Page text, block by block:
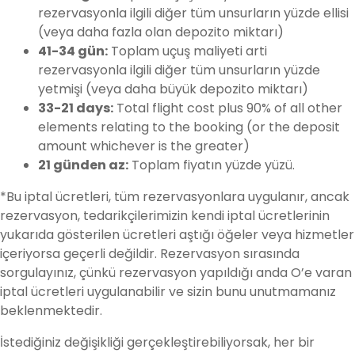
rezervasyonla ilgili diğer tüm unsurların yüzde ellisi
(veya daha fazla olan depozito miktarı)
41-34 gün: Toplam uçuş maliyeti arti
rezervasyonla ilgili diğer tüm unsurların yüzde
yetmişi (veya daha büyük depozito miktarı)
33-21 days: Total flight cost plus 90% of all other
elements relating to the booking (or the deposit
amount whichever is the greater)
21 günden az: Toplam fiyatın yüzde yüzü.
*Bu iptal ücretleri, tüm rezervasyonlara uygulanır, ancak
rezervasyon, tedarikçilerimizin kendi iptal ücretlerinin
yukarıda gösterilen ücretleri aştığı öğeler veya hizmetler
içeriyorsa geçerli değildir. Rezervasyon sırasında
sorgulayınız, çünkü rezervasyon yapıldığı anda O’e varan
iptal ücretleri uygulanabilir ve sizin bunu unutmamanız
beklenmektedir.
İstediğiniz değişikliği gerçekleştirebiliyorsak, her bir